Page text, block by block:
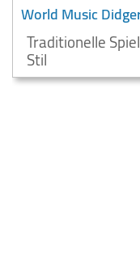
World Music
Traditionelle
Stil